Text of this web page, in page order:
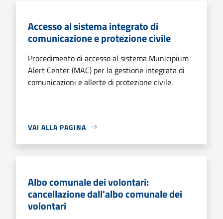
Accesso al sistema integrato di
comunicazione e protezione civile
Procedimento di accesso al sistema Municipium
Alert Center (MAC) per la gestione integrata di
comunicazioni e allerte di protezione civile.
VAI ALLA PAGINA
Albo comunale dei volontari:
cancellazione dall'albo comunale dei
volontari